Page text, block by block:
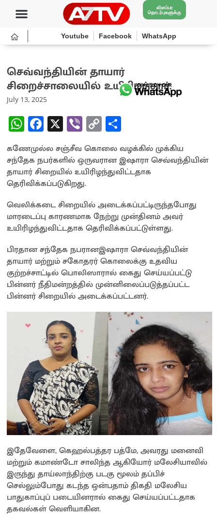
விளம்பர
தொடர்புகளுக்கு
Youtube Facebook WhatsApp
செவ்வந்தியின் தாயார்
சிறைச்சாலையில் உயிரிழந்தார்.
July 13, 2025
W
h
at
sA
p
p
Fa
ce
b
o
o
k
X Vi
b
er
C
o
py
Li
n
k
ar
e
கணேமுல்ல சஞ்சீவ கொலை வழக்கில் முக்கிய
சந்தேக நபர்களில் ஒருவரான இஷாரா செவ்வந்தியின்
தாயார் சிறையில் உயிரிழந்துவிட்டதாக
தெரிவிக்கப்படுகிறது.
வெலிக்கடை சிறையில் அடைக்கப்பட்டிருந்தபோது
மாரடைப்பு காரணமாக நேற்று முன்தினம் அவர்
உயிரிழந்துவிட்டதாக தெரிவிக்கப்பட்டுள்ளது.
பிரதான சந்தேக நபரானஇஷாரா செவ்வந்தியின்
தாயார் மற்றும் சகோதரர் கொலைக்கு உதவிய
குற்றச்சாட்டில் பொலிஸாரால் கைது செய்யப்பட்டு
பின்னர் நீதிமன்றத்தில் முன்னிலைப்படுத்தப்பட்ட
பின்னர் சிறையில் அடைக்கப்பட்டனர்.
இதேவேளை, கெஹல்பத்தர பத்மே, அவரது மனைவி
மற்றும் கமாண்டோ சாலிந்த ஆகியோர் மலேசியாவில்
இருந்து தாய்லாந்திற்கு படகு மூலம் தப்பிச்
செல்லும்போது கடந்த ஒன்பதாம் திகதி மலேசிய
பாதுகாப்புப் படையினரால் கைது செய்யப்பட்டதாக
தகவல்கள் வெளியாகின.